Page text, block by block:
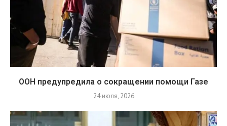
ООН предупредила о сокращении помощи Газе
24 июля, 2026